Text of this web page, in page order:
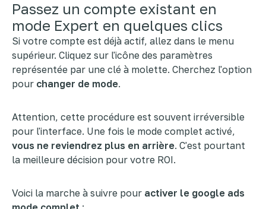
Passez un compte existant en
mode Expert en quelques clics
Si votre compte est déjà actif, allez dans le menu
supérieur. Cliquez sur l'icône des paramètres
représentée par une clé à molette. Cherchez l'option
pour changer de mode.
Attention, cette procédure est souvent irréversible
pour l'interface. Une fois le mode complet activé,
vous ne reviendrez plus en arrière. C'est pourtant
la meilleure décision pour votre ROI.
Voici la marche à suivre pour activer le google ads